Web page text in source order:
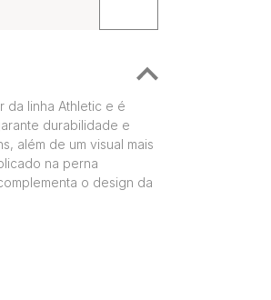
da linha Athletic e é
durabilidade e
além de um visual mais
na perna
o design da